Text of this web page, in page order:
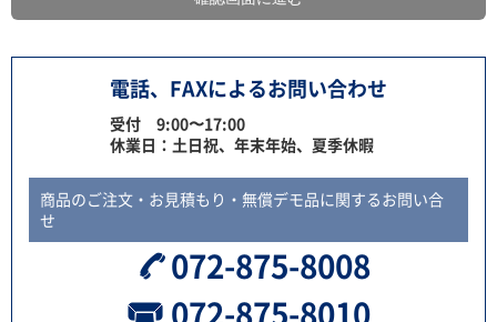
電話、FAXによるお問い合わせ
受付 9:00〜17:00
休業日：土日祝、年末年始、夏季休暇
商品のご注文・お見積もり・無償デモ品に関するお問い合
せ
072-875-8008